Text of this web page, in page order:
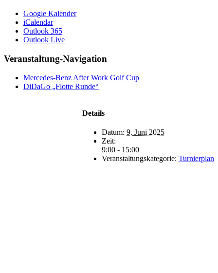
Google Kalender
iCalendar
Outlook 365
Outlook Live
Veranstaltung-Navigation
Mercedes-Benz After Work Golf Cup
DiDaGo „Flotte Runde“
Details
Datum: 9. Juni 2025
Zeit:
9:00 - 15:00
Veranstaltungskategorie: Turnierplan